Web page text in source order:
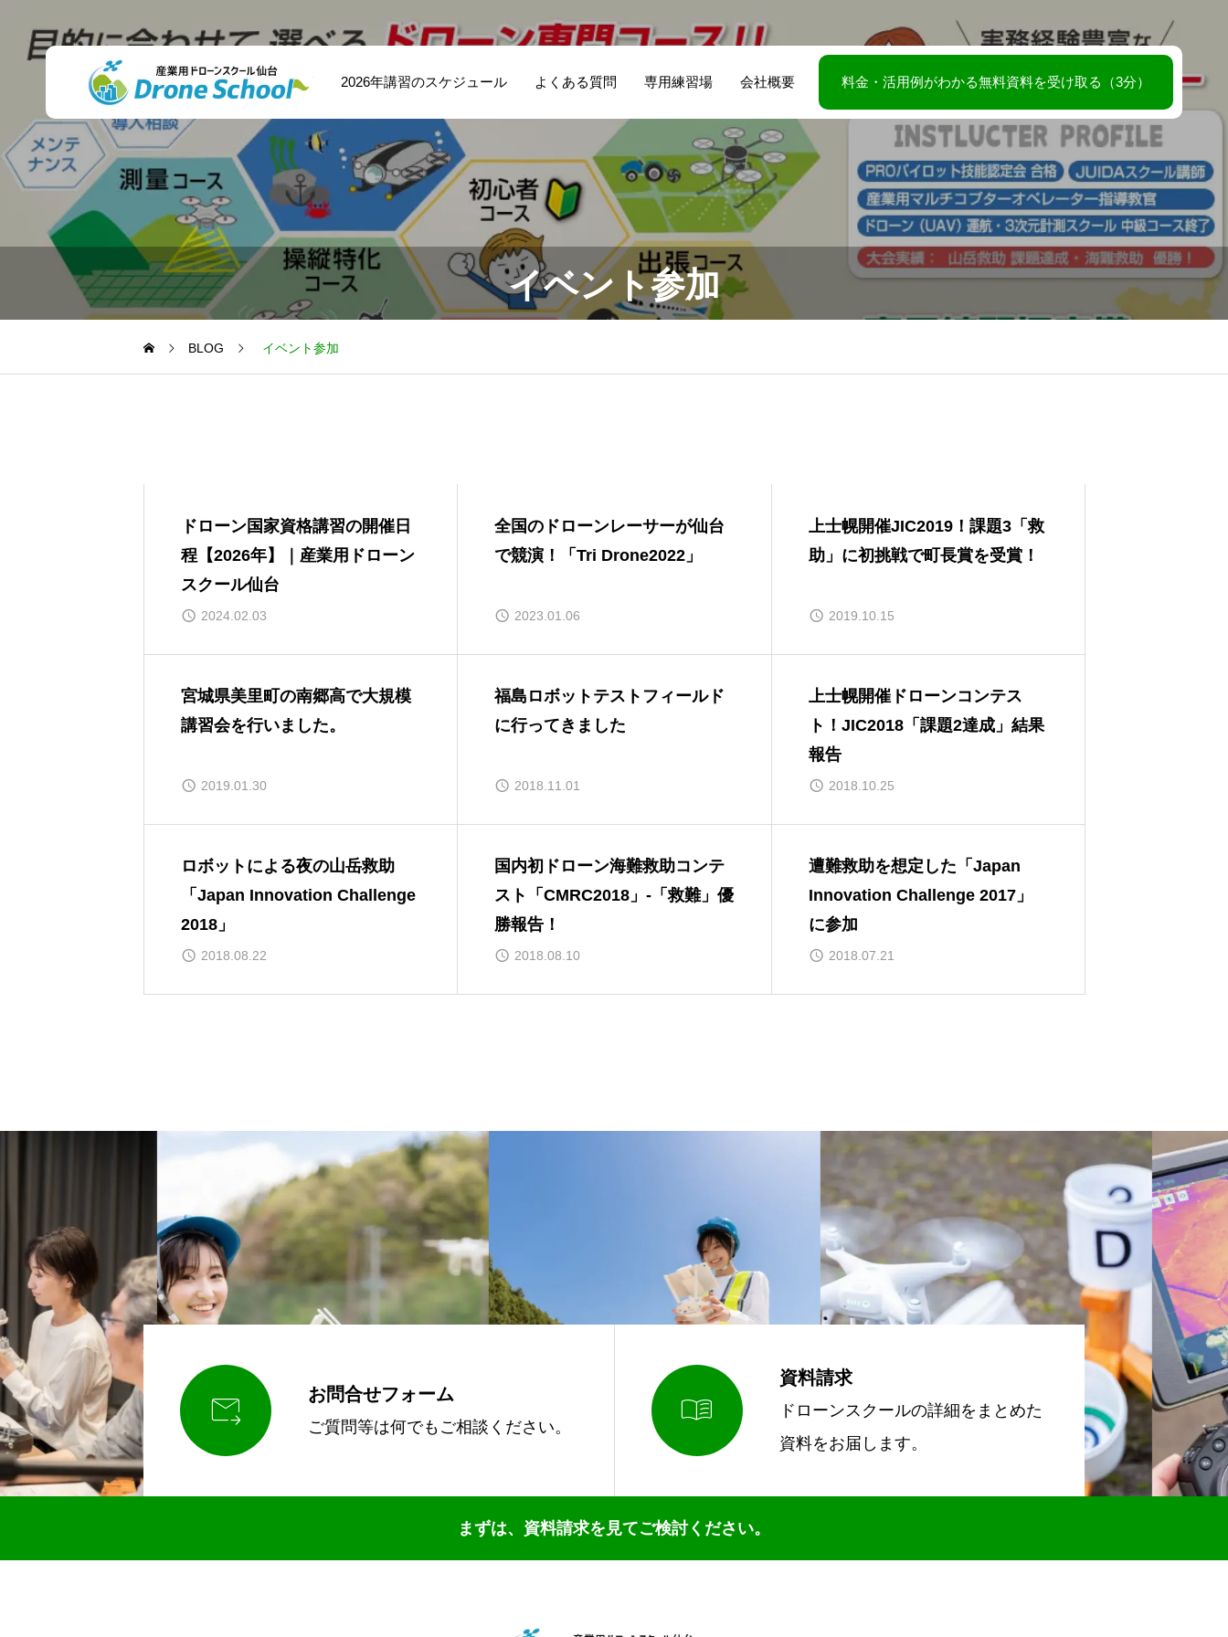
講習一覧 2026年講習のスケジュール よくある質問 専用練習場 会社概要 BLOG お問い合わせ
料金・活用例がわかる無料資料を受け取る（3分）
イベント参加
BLOG イベント参加
ドローン国家資格講習の開催日
程【2026年】｜産業用ドローン
スクール仙台
2024.02.03
全国のドローンレーサーが仙台
で競演！「Tri Drone2022」
2023.01.06
上士幌開催JIC2019！課題3「救
助」に初挑戦で町長賞を受賞！
2019.10.15
宮城県美里町の南郷高で大規模
講習会を行いました。
2019.01.30
福島ロボットテストフィールド
に行ってきました
2018.11.01
上士幌開催ドローンコンテス
ト！JIC2018「課題2達成」結果
報告
2018.10.25
ロボットによる夜の山岳救助
「Japan Innovation Challenge
2018」
2018.08.22
国内初ドローン海難救助コンテ
スト「CMRC2018」-「救難」優
勝報告！
2018.08.10
遭難救助を想定した「Japan
Innovation Challenge 2017」
に参加
2018.07.21
 お問合せフォーム
ご質問等は何でもご相談ください。 
資料請求
ドローンスクールの詳細をまとめた
資料をお届します。
まずは、資料請求を見てご検討ください。